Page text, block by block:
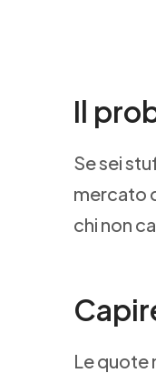
Il
Se sei
mercato
chi non
Le quote